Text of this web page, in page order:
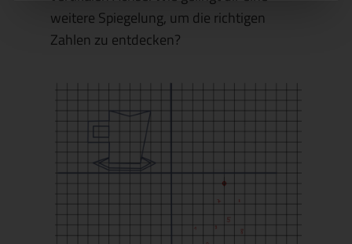
weitere Spiegelung, um die richtigen
Zahlen zu entdecken?